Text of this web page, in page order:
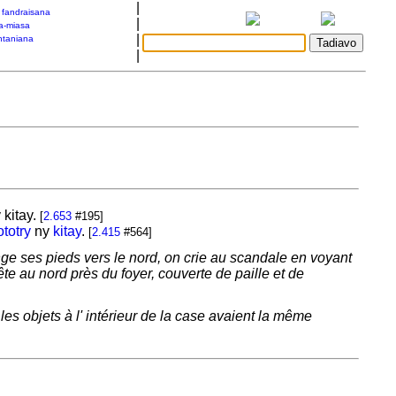
fandraisana
miasa
[2.653#195]
ny kitay. [2.415#564]
ses pieds vers le nord, on crie au scandale en voyant
au nord près du foyer, couverte de paille et de
objets à l' intérieur de la case avaient la même